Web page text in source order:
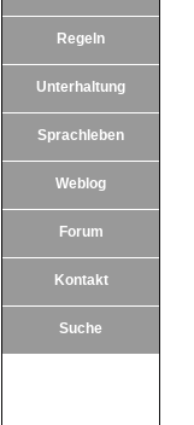
Regeln
Unterhaltung
Sprachleben
Weblog
Forum
Kontakt
Suche